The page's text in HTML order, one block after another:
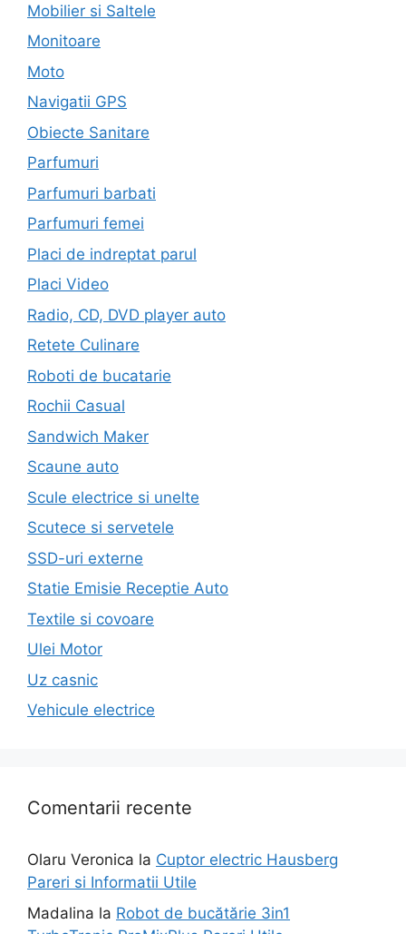
Mobilier si Saltele
Monitoare
Moto
Navigatii GPS
Obiecte Sanitare
Parfumuri
Parfumuri barbati
Parfumuri femei
Placi de indreptat parul
Placi Video
Radio, CD, DVD player auto
Retete Culinare
Roboti de bucatarie
Rochii Casual
Sandwich Maker
Scaune auto
Scule electrice si unelte
Scutece si servetele
SSD-uri externe
Statie Emisie Receptie Auto
Textile si covoare
Ulei Motor
Uz casnic
Vehicule electrice
Comentarii recente
Olaru Veronica la Cuptor electric Hausberg
Pareri si Informatii Utile
Madalina la Robot de bucătărie 3in1